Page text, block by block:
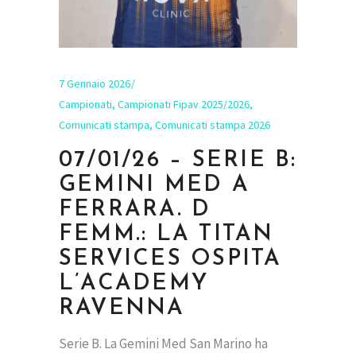
7 Gennaio 2026
Campionati, Campionati Fipav 2025/2026,
Comunicati stampa, Comunicati stampa 2026
07/01/26 – SERIE B:
GEMINI MED A
FERRARA. D
FEMM.: LA TITAN
SERVICES OSPITA
L’ACADEMY
RAVENNA
Serie B. La Gemini Med San Marino ha